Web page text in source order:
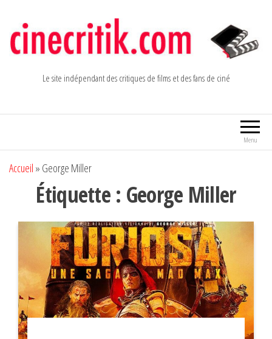
contenu
Le site indépendant des critiques de films et des fans de ciné
Menu
Accueil » George Miller
Étiquette : George Miller